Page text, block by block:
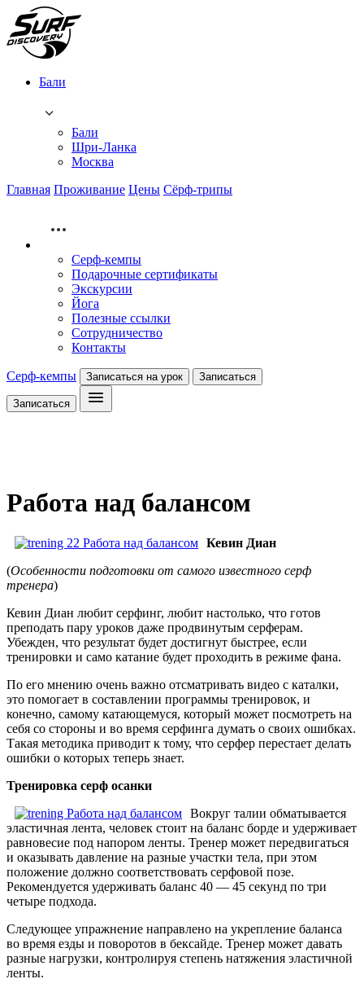
Бали
Бали
Шри-Ланка
Москва
Главная Проживание Цены Сёрф-трипы
Серф-кемпы
Подарочные сертификаты
Экскурсии
Йога
Полезные ссылки
Сотрудничество
Контакты
Серф-кемпы Записаться на урок Записаться
Записаться
Работа над балансом
Кевин Диан
(Особенности подготовки от самого известного серф
тренера)
Кевин Диан любит серфинг, любит настолько, что готов
преподать пару уроков даже продвинутым серферам.
Убежден, что результат будет достигнут быстрее, если
тренировки и само катание будет проходить в режиме фана.
По его мнению очень важно отсматривать видео с каталки,
это помогает в составлении программы тренировок, и
конечно, самому катающемуся, который может посмотреть на
себя со стороны и во время серфинга думать о своих ошибках.
Такая методика приводит к тому, что серфер перестает делать
ошибки о которых теперь знает.
Тренировка серф осанки
Вокруг талии обматывается
эластичная лента, человек стоит на баланс борде и удерживает
равновесие под напором ленты. Тренер может передвигаться
и оказывать давление на разные участки тела, при этом
положение должно соответствовать серфовой позе.
Рекомендуется удерживать баланс 40 — 45 секунд по три
четыре подхода.
Следующее упражнение направлено на укрепление баланса
во время езды и поворотов в бексайде. Тренер может давать
разные нагрузки, контролируя степень натяжения эластичной
ленты.